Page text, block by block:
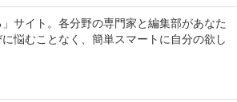
サイト。各分野の専門家と編集部があなた
悩むことなく、簡単スマートに自分の欲し